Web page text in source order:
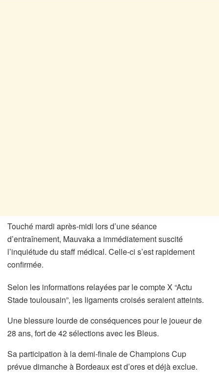
Touché mardi après-midi lors d’une séance
d’entraînement, Mauvaka a immédiatement suscité
l’inquiétude du staff médical. Celle-ci s’est rapidement
confirmée.
Selon les informations relayées par le compte X “Actu
Stade toulousain”, les ligaments croisés seraient atteints.
Une blessure lourde de conséquences pour le joueur de
28 ans, fort de 42 sélections avec les Bleus.
Sa participation à la demi-finale de Champions Cup
prévue dimanche à Bordeaux est d’ores et déjà exclue.